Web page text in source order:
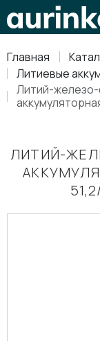
Главная
Литиевые
Литий-
ЛИТИЙ-
Россия,
8-800-770-79-40